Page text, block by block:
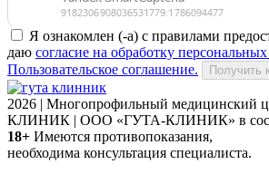
Я ознакомлен (-а) с правилами
даю согласие на обработку
Пользовательское соглашение.
Получить
2026 | Многопрофильный медицинский
КЛИНИК | ООО «ГУТА-КЛИНИК» в
18+ Имеются противопоказания,
необходима консультация специалиста.